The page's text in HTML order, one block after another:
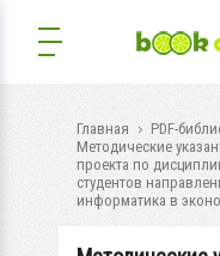
Главная
PDF-
Методические
проекта по
студентов
информатика в